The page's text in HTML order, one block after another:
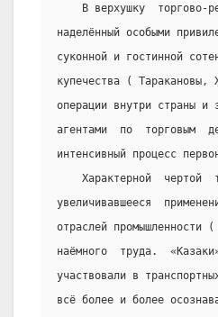
В верхушку  торгово-
наделённый особыми
суконной и гостинной
купечества (
операции внутри страны и
агентами  по  торговым
интенсивный процесс
Характерной  чертой
увеличивавшееся
отраслей
наёмного  труда.
участвовали в
всё более и более